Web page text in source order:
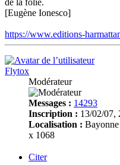
de la folie.
[Eugène Ionesco]
https://www.editions-
Flytox
Modérateur
Messages : 14293
Inscription : 13/02/07,
Localisation : Bayonne
x 1068
Citer